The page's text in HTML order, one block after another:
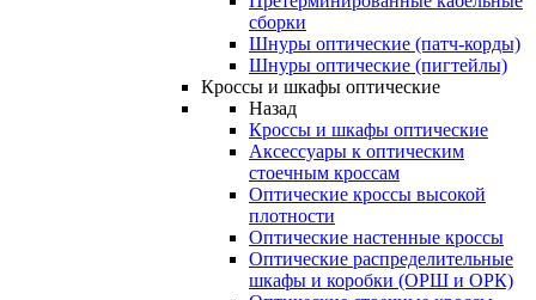
сборки
Шнуры оптические (патч-корды)
Шнуры оптические (пигтейлы)
Кроссы и шкафы оптические
Назад
Кроссы и шкафы оптические
Аксессуары к оптическим
стоечным кроссам
Оптические кроссы высокой
плотности
Оптические настенные кроссы
Оптические распределительные
шкафы и коробки (ОРШ и ОРК)